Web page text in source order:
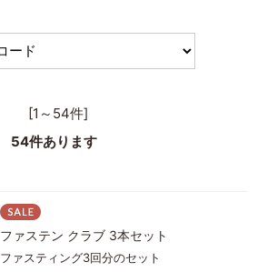
[1～54件]
54件あります
ファステン クラブ 3本セット
ファスティング3回分のセット